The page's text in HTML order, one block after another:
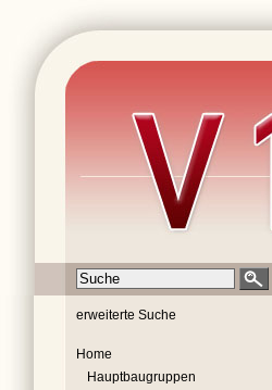
erweiterte Suche
Home
Hauptbaugruppen